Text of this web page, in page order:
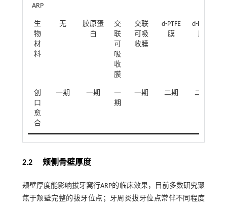
ARP
生
物
材
料
无
胶原蛋
白
交
联
可
吸
收
膜
交联
可吸
收膜
d-PTFE
膜
d-PTFE
膜
创
口
愈
合
一期 一期
一
期
一期 二期 二期
2.2 颊侧骨壁厚度
颊壁厚度能影响拔牙窝行ARP的临床效果，目前多数研究聚
焦于颊壁完整的拔牙位点；牙周炎拔牙位点常伴不同程度